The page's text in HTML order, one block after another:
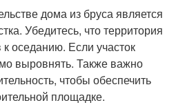
дома из бруса является
Убедитесь, что территория
к оседанию. Если участок
выровнять. Также важно
чтобы обеспечить
площадке.